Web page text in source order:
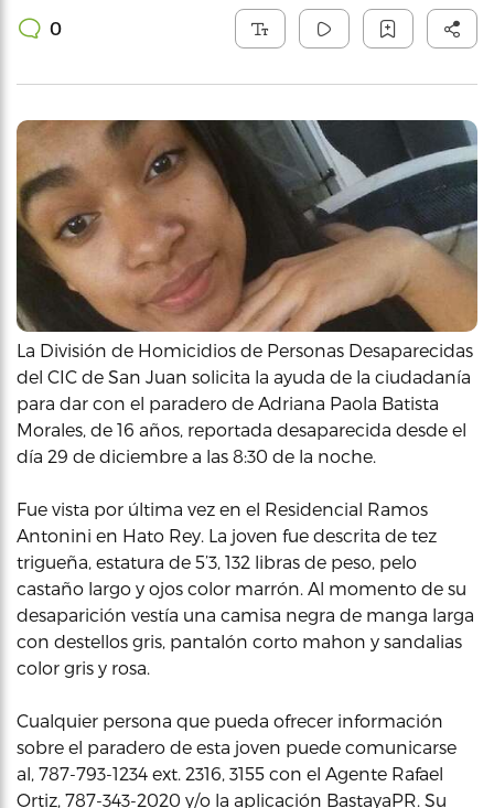
0
La División de Homicidios de Personas Desaparecidas
del CIC de San Juan solicita la ayuda de la ciudadanía
para dar con el paradero de Adriana Paola Batista
Morales, de 16 años, reportada desaparecida desde el
día 29 de diciembre a las 8:30 de la noche.
Fue vista por última vez en el Residencial Ramos
Antonini en Hato Rey. La joven fue descrita de tez
trigueña, estatura de 5’3, 132 libras de peso, pelo
castaño largo y ojos color marrón. Al momento de su
desaparición vestía una camisa negra de manga larga
con destellos gris, pantalón corto mahon y sandalias
color gris y rosa.
Cualquier persona que pueda ofrecer información
sobre el paradero de esta joven puede comunicarse
al, 787-793-1234 ext. 2316, 3155 con el Agente Rafael
Ortiz, 787-343-2020 y/o la aplicación BastayaPR. Su